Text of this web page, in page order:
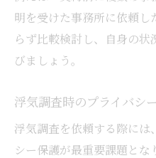
明を受けた事務所に依頼し
らず比較検討し、自身の
びましょう。
浮気調査時のプライバシ
浮気調査を依頼する際に
シー保護が最重要課題と